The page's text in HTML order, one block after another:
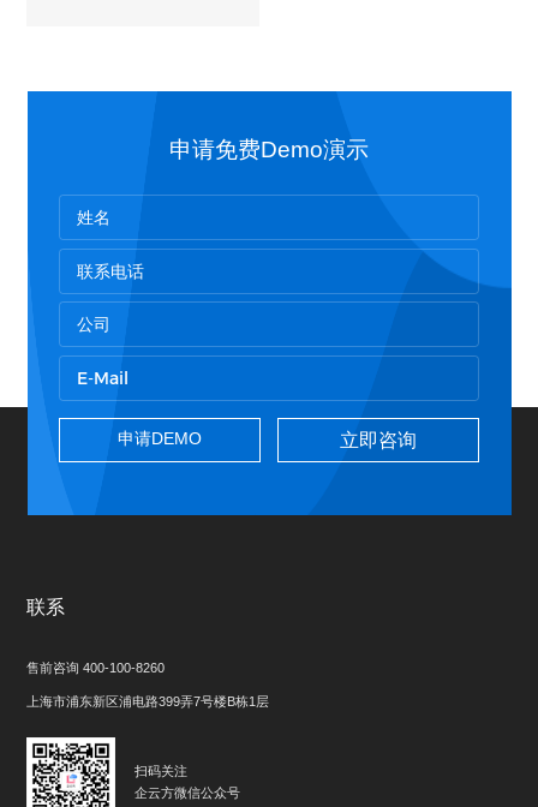
申请免费Demo演示
立即咨询
联系
售前咨询 400-100-8260
上海市浦东新区浦电路399弄7号楼B栋1层
扫码关注
企云方微信公众号